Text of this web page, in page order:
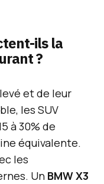
ils la
?
et de leur
les SUV
à 30% de
équivalente.
les
Un BMW X3